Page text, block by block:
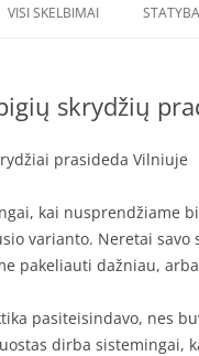
VISI SKELBIMAI STATYBA
skrydžių
prasideda Vilniuje
kai nusprendžiame
varianto. Neretai
pakeliauti dažniau,
pasiteisindavo, nes
dirba sistemingai,